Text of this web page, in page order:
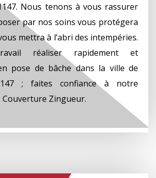
Nous tenons à vous rassurer
par nos soins vous protégera
mettra à l’abri des intempéries.
réaliser rapidement et
pose de bâche dans la ville de
; faites confiance à notre
Zingueur.